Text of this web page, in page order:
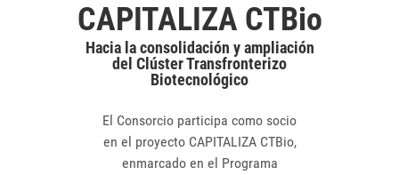
CAPITALIZA CTBio
Hacia la consolidación y ampliación
del Clúster Transfronterizo
Biotecnológico
El Consorcio participa como socio
en el proyecto CAPITALIZA CTBio,
enmarcado en el Programa